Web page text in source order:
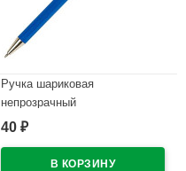
Ручка шариковая
непрозрачный
антискользящий синий корпус
арт.110В-ВL
40 ₽